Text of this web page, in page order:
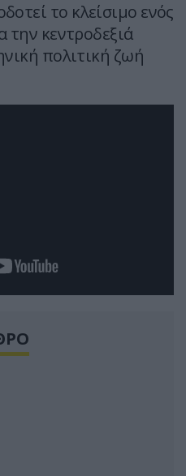
το κλείσιμο ενός
την κεντροδεξιά
πολιτική ζωή